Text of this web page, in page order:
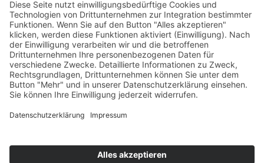
INTERNATIONALES ARCHIV
FÜR HEILPÄDAGOGIK
Emil E. Kobi Institut
Platz der Jugend 4
info@archiv-heilpaedagogik.de